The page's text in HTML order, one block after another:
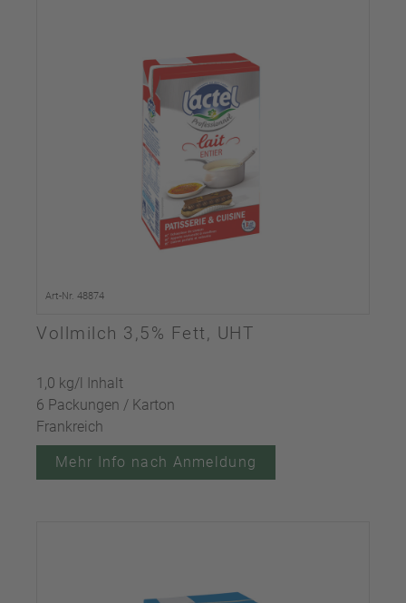
Art-Nr. 48874
Vollmilch 3,5% Fett, UHT
1,0 kg/l Inhalt
6 Packungen / Karton
Frankreich
Mehr Info nach Anmeldung